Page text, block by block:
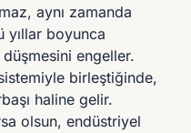
aynı zamanda
yıllar boyunca
engeller.
birleştiğinde,
haline gelir.
olsun, endüstriyel